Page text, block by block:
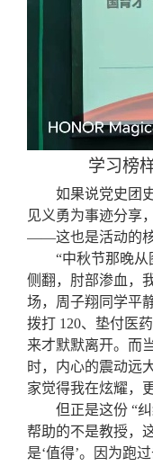
学习榜
如果说党史团
见义勇为事迹分享
——这也是活动的核
“中秋节那晚
侧翻，肘部渗血，
场，周子翔同学平
拨打 120、垫付医
来才默默离开。而
时，内心的震动远
家觉得我在炫耀，
但正是这份 “
帮助的不是教授，
是‘值得’。因为跑